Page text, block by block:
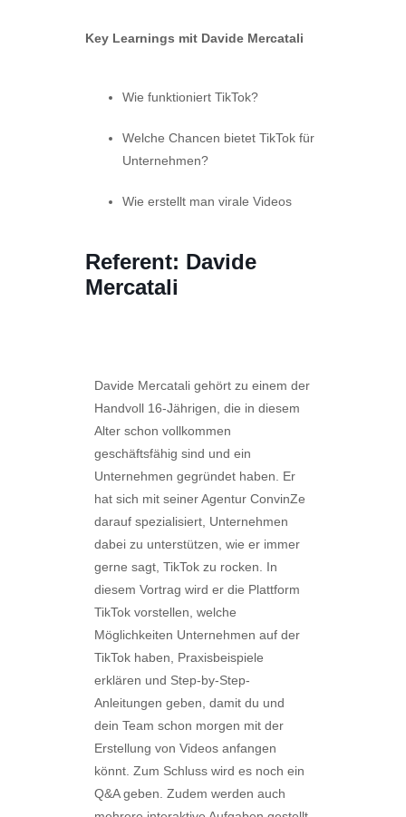
Key Learnings mit Davide Mercatali
Wie funktioniert TikTok?
Welche Chancen bietet TikTok für
Unternehmen?
Wie erstellt man virale Videos
Referent: Davide
Mercatali
Davide Mercatali gehört zu einem der
Handvoll 16-Jährigen, die in diesem
Alter schon vollkommen
geschäftsfähig sind und ein
Unternehmen gegründet haben. Er
hat sich mit seiner Agentur ConvinZe
darauf spezialisiert, Unternehmen
dabei zu unterstützen, wie er immer
gerne sagt, TikTok zu rocken. In
diesem Vortrag wird er die Plattform
TikTok vorstellen, welche
Möglichkeiten Unternehmen auf der
TikTok haben, Praxisbeispiele
erklären und Step-by-Step-
Anleitungen geben, damit du und
dein Team schon morgen mit der
Erstellung von Videos anfangen
könnt. Zum Schluss wird es noch ein
Q&A geben. Zudem werden auch